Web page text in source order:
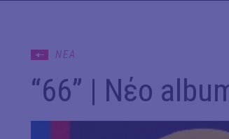
ΝΕΑ
“66” | Νέο